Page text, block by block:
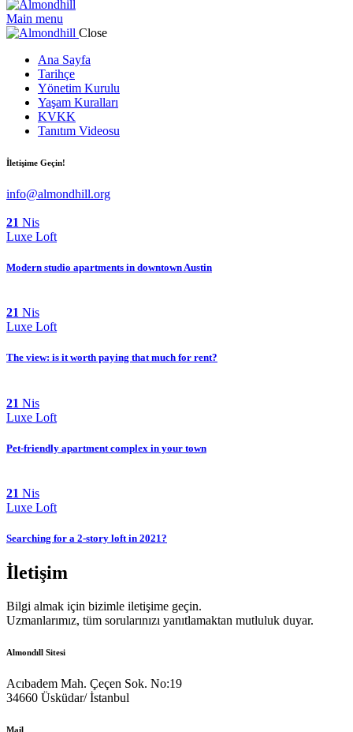
Main menu
Close
Ana Sayfa
Tarihçe
Yönetim Kurulu
Yaşam Kuralları
KVKK
Tanıtım Videosu
İletişime Geçin!
info@almondhill.org
21 Nis
Luxe Loft
Modern studio apartments in downtown Austin
21 Nis
Luxe Loft
The view: is it worth paying that much for rent?
21 Nis
Luxe Loft
Pet-friendly apartment complex in your town
21 Nis
Luxe Loft
Searching for a 2-story loft in 2021?
İletişim
Bilgi almak için bizimle iletişime geçin.
Uzmanlarımız, tüm sorularınızı yanıtlamaktan mutluluk duyar.
Almondıll Sitesi
Acıbadem Mah. Çeçen Sok. No:19
34660 Üsküdar/ İstanbul
Mail